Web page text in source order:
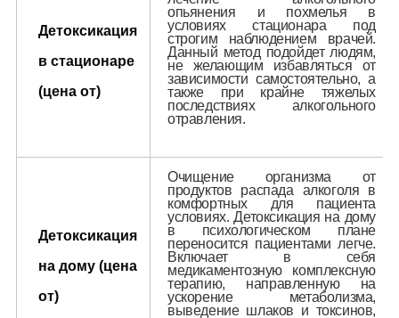
Детоксикация
в стационаре
(цена от)
опьянения и похмелья в
условиях стационара под
строгим наблюдением врачей.
Данный метод подойдет людям,
не желающим избавляться от
зависимости самостоятельно, а
также при крайне тяжелых
последствиях алкогольного
отравления.
Детоксикация
на дому (цена
от)
Очищение организма от
продуктов распада алкоголя в
комфортных для пациента
условиях. Детоксикация на дому
в психологическом плане
переносится пациентами легче.
Включает в себя
медикаментозную комплексную
терапию, направленную на
ускорение метаболизма,
выведение шлаков и токсинов,